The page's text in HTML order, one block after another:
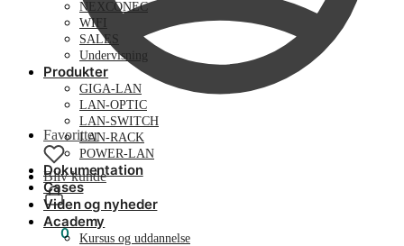
Favoritter
Bliv kunde
kr. 0
NEXCONEC
WIFI
SALES
Undervisning
Produkter
GIGA-LAN
LAN-OPTIC
LAN-SWITCH
LAN-RACK
POWER-LAN
Dokumentation
Cases
Viden og nyheder
Academy
Kursus og uddannelse